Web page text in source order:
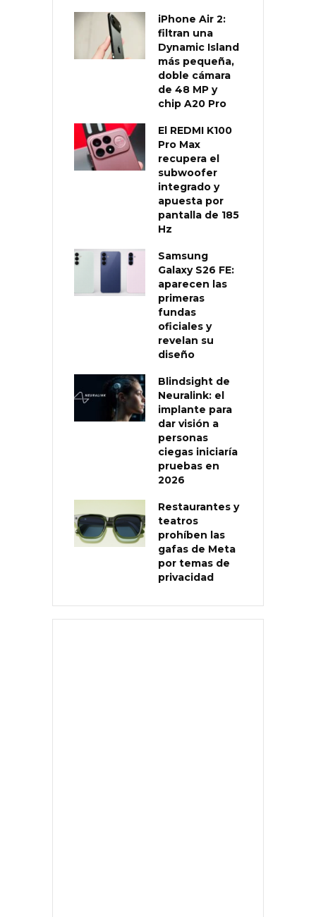
iPhone Air 2:
filtran una
Dynamic Island
más pequeña,
doble cámara
de 48 MP y
chip A20 Pro
El REDMI K100
Pro Max
recupera el
subwoofer
integrado y
apuesta por
pantalla de 185
Hz
Samsung
Galaxy S26 FE:
aparecen las
primeras
fundas
oficiales y
revelan su
diseño
Blindsight de
Neuralink: el
implante para
dar visión a
personas
ciegas iniciaría
pruebas en
2026
Restaurantes y
teatros
prohíben las
gafas de Meta
por temas de
privacidad